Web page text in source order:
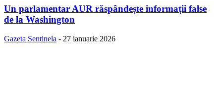
Un parlamentar AUR răspândește informații false
de la Washington
Gazeta Sentinela - 27 ianuarie 2026